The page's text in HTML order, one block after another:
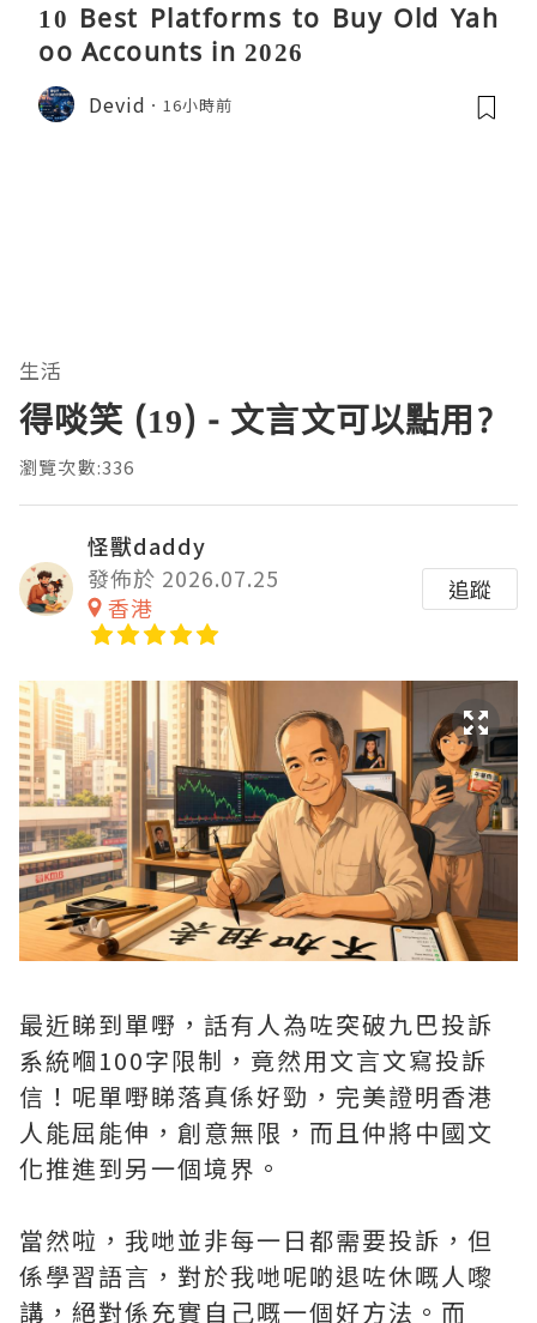
10 Best Platforms to Buy Old Yah
oo Accounts in 2026
Devid 16小時前
生活
得啖笑 (19) - 文言文可以點用?
瀏覽次數:336
怪獸daddy
發佈於 2026.07.25
香港
追蹤
最近睇到單嘢，話有人為咗突破九巴投訴
系統嗰100字限制，竟然用文言文寫投訴
信！呢單嘢睇落真係好勁，完美證明香港
人能屈能伸，創意無限，而且仲將中國文
化推進到另一個境界。
當然啦，我哋並非每一日都需要投訴，但
係學習語言，對於我哋呢啲退咗休嘅人嚟
講，絕對係充實自己嘅一個好方法。而